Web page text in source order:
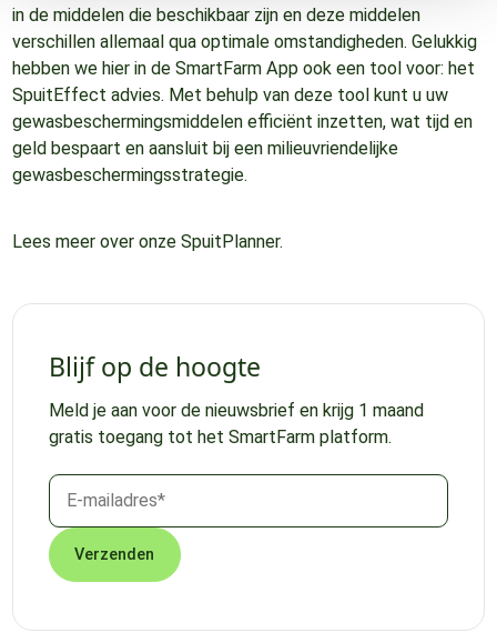
in de middelen die beschikbaar zijn en deze middelen
verschillen allemaal qua optimale omstandigheden. Gelukkig
hebben we hier in de SmartFarm App ook een tool voor: het
SpuitEffect advies. Met behulp van deze tool kunt u uw
gewasbeschermingsmiddelen efficiënt inzetten, wat tijd en
geld bespaart en aansluit bij een milieuvriendelijke
gewasbeschermingsstrategie.
Lees meer over onze SpuitPlanner.
Blijf op de hoogte
Meld je aan voor de nieuwsbrief en krijg 1 maand
gratis toegang tot het SmartFarm platform.